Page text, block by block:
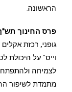
הראשונה.
פרס החינוך
גופני, רכזת
וייס" על
לצמיחה
מתמדת לשיפור